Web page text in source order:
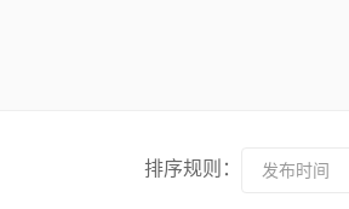
排序规则： 发布时间